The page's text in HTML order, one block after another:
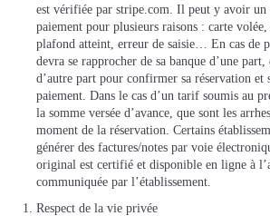
est vérifiée par stripe.com. Il peut y avoir un
paiement pour plusieurs raisons : carte volée,
plafond atteint, erreur de saisie… En cas de
devra se rapprocher de sa banque d’une part,
d’autre part pour confirmer sa réservation et
paiement. Dans le cas d’un tarif soumis au
la somme versée d’avance, que sont les
moment de la réservation. Certains
générer des factures/notes par voie
original est certifié et disponible en ligne à
communiquée par l’établissement.
Respect de la vie privée